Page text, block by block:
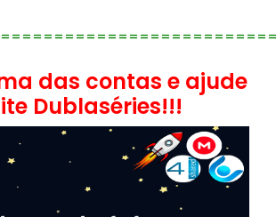
das contas e ajude
Dublaséries!!!